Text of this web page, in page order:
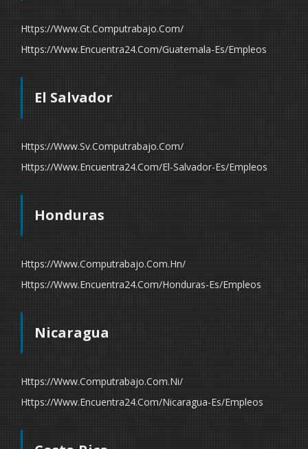
Https://www.gt.computrabajo.com/
Https://www.encuentra24.com/guatemala-Es/empleos
El Salvador
Https://www.sv.computrabajo.com/
Https://www.encuentra24.com/el-Salvador-Es/empleos
Honduras
Https://www.computrabajo.com.hn/
Https://www.encuentra24.com/honduras-Es/empleos
Nicaragua
Https://www.computrabajo.com.ni/
Https://www.encuentra24.com/nicaragua-Es/empleos